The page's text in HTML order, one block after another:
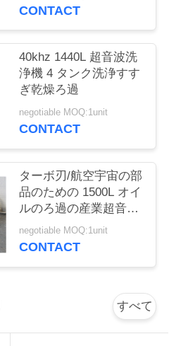
CONTACT
40khz 1440L 超音波洗
浄機 4 タンク洗浄すす
ぎ乾燥ろ過
negotiable MOQ:1unit
CONTACT
ターボ刃/航空宇宙の部
品のための 1500L オイ
ルのろ過の産業超音波
洗剤
negotiable MOQ:1unit
CONTACT
すべて